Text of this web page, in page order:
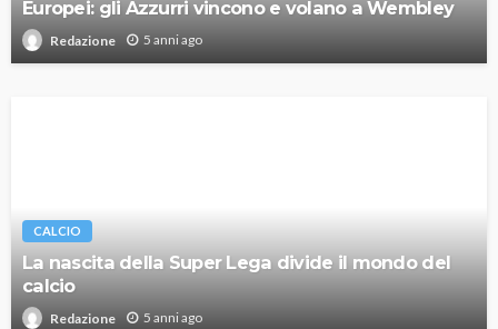
Europei: gli Azzurri vincono e volano a Wembley
Redazione 5 anni ago
CALCIO
La nascita della Super Lega divide il mondo del
calcio
Redazione 5 anni ago